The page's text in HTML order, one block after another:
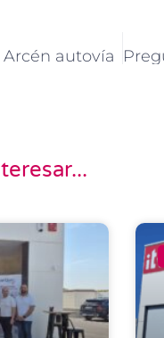
Arcén autovía